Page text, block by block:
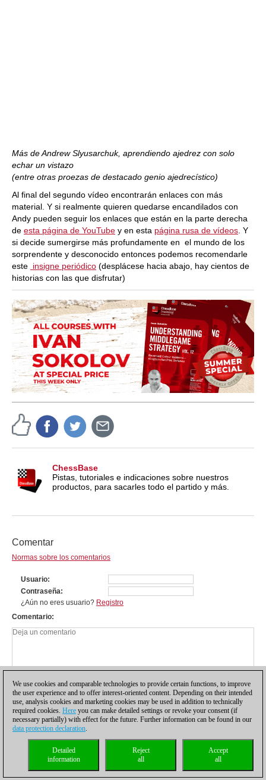
Más de Andrew Slyusarchuk, aprendiendo ajedrez con solo
echar un vistazo
(entre otras proezas de destacado genio ajedrecístico)
Al final del segundo vídeo encontrarán enlaces con más
material. Y si realmente quieren quedarse encandilados con
Andy pueden seguir los enlaces que están en la parte derecha
de esta página de YouTube y en esta página rusa de vídeos. Y
si decide sumergirse más profundamente en el mundo de los
sorprendente y desconocido entonces podemos recomendarle
este insigne periódico (desplácese hacia abajo, hay cientos de
historias con las que disfrutar)
ChessBase
Pistas, tutoriales e indicaciones sobre nuestros
productos, para sacarles todo el partido y más.
Comentar
Normas sobre los comentarios
Usuario
Contraseña
¿Aún no eres usuario? Registro
Comentario
Política de privacidad |Para contactar Cookies Management
Licencias
Compliance Hotline
coldest news
We use cookies and comparable technologies to provide certain functions, to improve
the user experience and to offer interest-oriented content. Depending on their intended
use, analysis cookies and marketing cookies may be used in addition to technically
required cookies. Here you can make detailed settings or revoke your consent (if
necessary partially) with effect for the future. Further information can be found in our
data protection declaration.
Accept
all
Reject
all
Detailed
information